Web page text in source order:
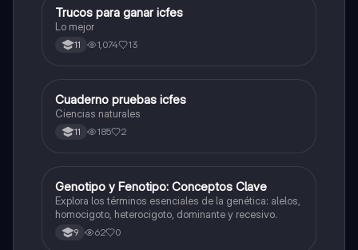
Química
Trucos para ganar icfes
Lo mejor
11 1,074 13
Biologia
Cuaderno pruebas icfes
Ciencias naturales
11 185 2
GBiologia
Genotipo y Fenotipo: Conceptos Clave
Explora los términos esenciales de la genética: alelos,
homocigoto, heterocigoto, dominante y recesivo.
9 62 0